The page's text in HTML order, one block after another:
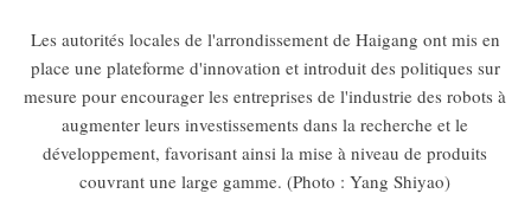
Les autorités locales de l'arrondissement de Haigang ont mis en
place une plateforme d'innovation et introduit des politiques sur
mesure pour encourager les entreprises de l'industrie des robots à
augmenter leurs investissements dans la recherche et le
développement, favorisant ainsi la mise à niveau de produits
couvrant une large gamme. (Photo : Yang Shiyao)